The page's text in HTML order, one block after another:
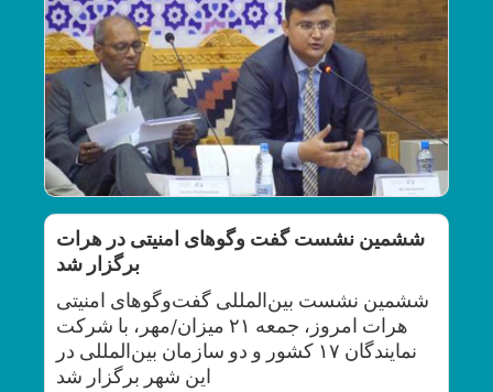
ششمین نشست گفت وگوهای امنیتی در هرات
برگزار شد
ششمین نشست بین‌المللی گفت‌وگوهای امنیتی
هرات امروز، جمعه ۲۱ میزان/مهر، با شرکت
نمایندگان ۱۷ کشور و دو سازمان بین‌المللی در
این شهر برگزار شد